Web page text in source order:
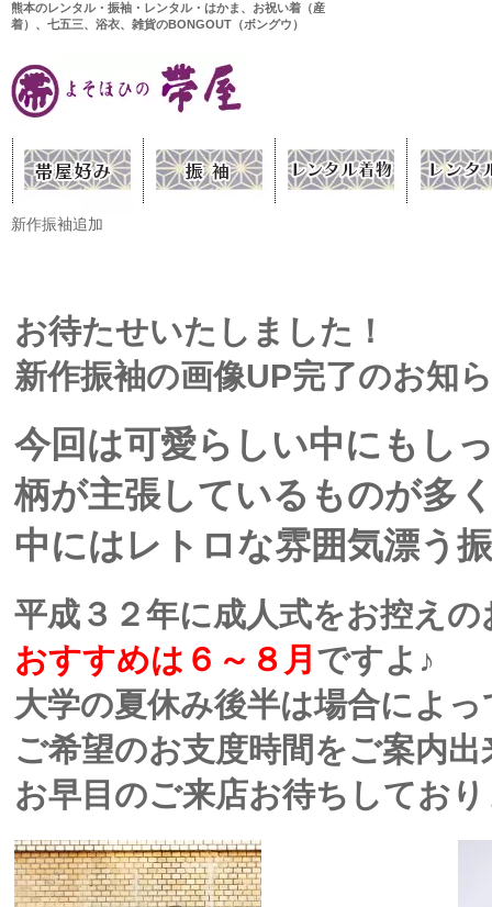
熊本のレンタル・振袖・レンタル・はかま、お祝い着（産
着）、七五三、浴衣、雑貨のBONGOUT（ボングウ）
新作振袖追加
お待たせいたしました！
新作振袖の画像UP完了のお知
今回は可愛らしい中にもし
柄が主張しているものが多
中にはレトロな雰囲気漂う
平成３２年に成人式をお控えの
おすすめは６～８月 ですよ♪
大学の夏休み後半は場合によっ
ご希望のお支度時間をご案内出
お早目のご来店お待ちしてお